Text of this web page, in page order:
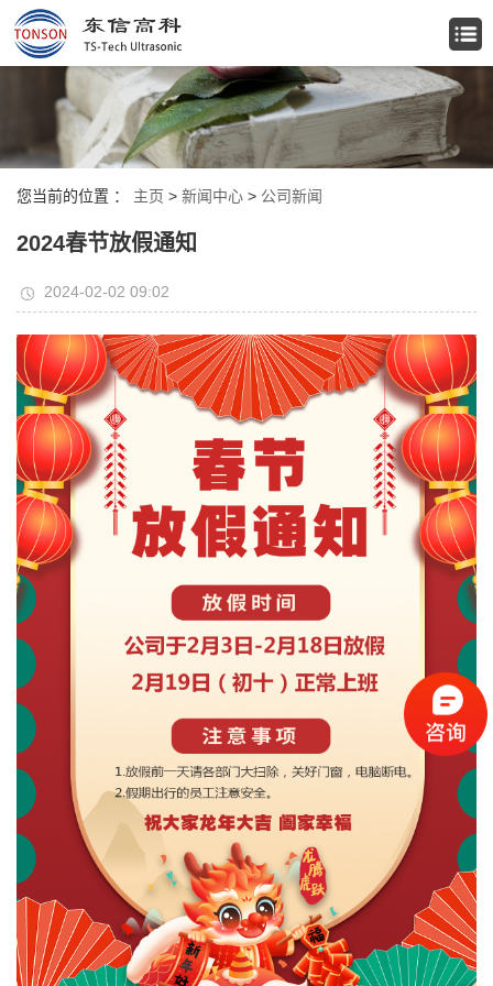
您当前的位置 ： 主页 > 新闻中心 > 公司新闻
2024春节放假通知
2024-02-02 09:02